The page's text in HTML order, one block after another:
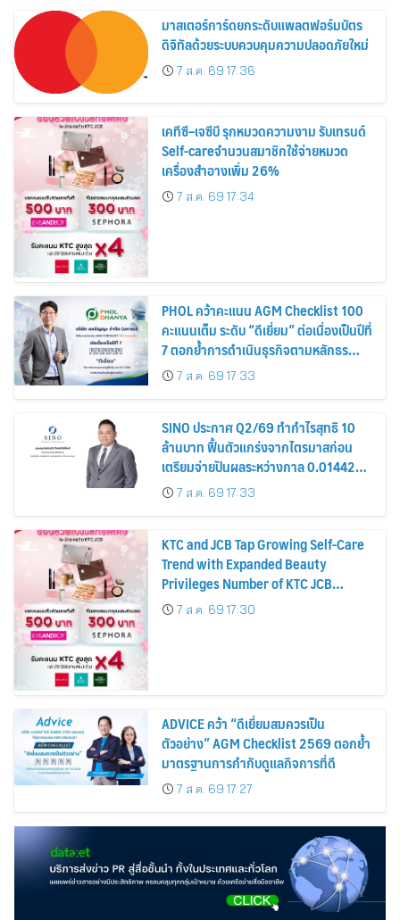
มาสเตอร์การ์ดยกระดับแพลตฟอร์มบัตร
ดิจิทัลด้วยระบบควบคุมความปลอดภัยใหม่
7 ส.ค. 69 17:36
เคทีซี–เจซีบี รุกหมวดความงาม รับเทรนด์
Self-careจำนวนสมาชิกใช้จ่ายหมวด
เครื่องสำอางเพิ่ม 26%
7 ส.ค. 69 17:34
PHOL คว้าคะแนน AGM Checklist 100
คะแนนเต็ม ระดับ “ดีเยี่ยม” ต่อเนื่องเป็นปีที่
7 ตอกย้ำการดำเนินธุรกิจตามหลักธร
รมาภิบาล โปร่งใส สร้างความเชื่อมั่นผู้ถือ
หุ้น
7 ส.ค. 69 17:33
SINO ประกาศ Q2/69 ทำกำไรสุทธิ 10
ล้านบาท ฟื้นตัวแกร่งจากไตรมาสก่อน
เตรียมจ่ายปันผลระหว่างกาล 0.014423
บาทต่อหุ้น ครึ่งปีหลังมุ่งเติบโตต่อเนื่อง
7 ส.ค. 69 17:33
KTC and JCB Tap Growing Self-Care
Trend with Expanded Beauty
Privileges Number of KTC JCB
Cardmembers Spending on
Cosmetics Rises 26%
7 ส.ค. 69 17:30
ADVICE คว้า “ดีเยี่ยมสมควรเป็น
ตัวอย่าง” AGM Checklist 2569 ตอกย้ำ
มาตรฐานการกำกับดูแลกิจการที่ดี
7 ส.ค. 69 17:27